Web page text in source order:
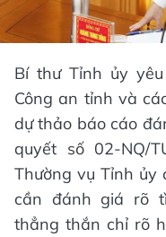
Bí thư Tỉnh ủy
Công an tỉnh và
dự thảo báo cáo
quyết số 02-NQ/
Thường vụ Tỉnh ủy
cần đánh giá rõ
thẳng thắn chỉ rõ